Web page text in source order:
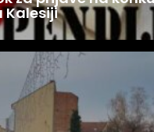
Kalesiji